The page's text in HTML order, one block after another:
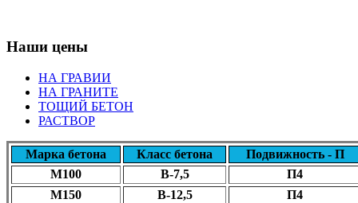
Наши цены
НА ГРАВИИ
НА ГРАНИТЕ
ТОЩИЙ БЕТОН
РАСТВОР
Марка бетона Класс бетона
Подвижность - П
М100
В-7,5
П4
М150
В-12,5
П4